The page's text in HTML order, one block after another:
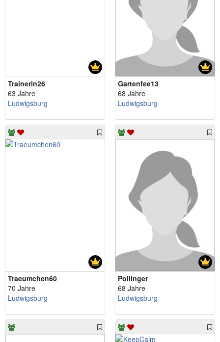
Trainerin26
63 Jahre
Ludwigsburg
Gartenfee13
68 Jahre
Ludwigsburg
Traeumchen60
70 Jahre
Ludwigsburg
Pollinger
68 Jahre
Ludwigsburg